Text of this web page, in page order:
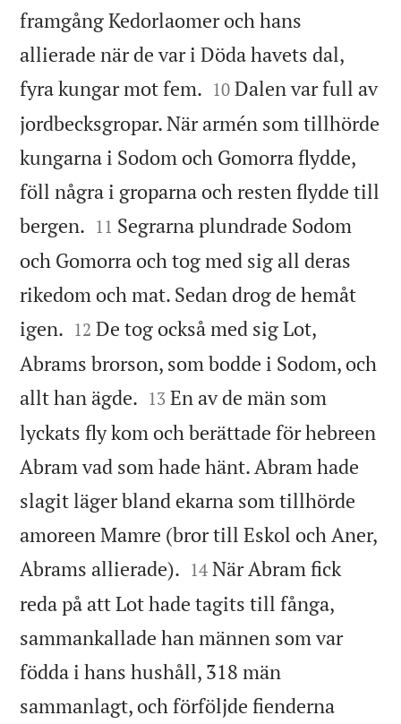
framgång Kedorlaomer och hans
allierade när de var i Döda havets dal,
fyra kungar mot fem. 

10 Dalen var full av
jordbecksgropar. När armén som tillhörde
kungarna i Sodom och Gomorra flydde,
föll några i groparna och resten flydde till
bergen. 

11 Segrarna plundrade Sodom
och Gomorra och tog med sig all deras
rikedom och mat. Sedan drog de hemåt
igen. 

12 De tog också med sig Lot,
Abrams brorson, som bodde i Sodom, och
allt han ägde. 

13 En av de män som
lyckats fly kom och berättade för hebreen
Abram vad som hade hänt. Abram hade
slagit läger bland ekarna som tillhörde
amoreen Mamre (bror till Eskol och Aner,
Abrams allierade). 

14 När Abram fick
reda på att Lot hade tagits till fånga,
sammankallade han männen som var
födda i hans hushåll, 318 män
sammanlagt, och förföljde fienderna